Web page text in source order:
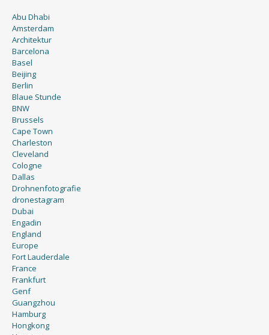
Abu Dhabi
Amsterdam
Architektur
Barcelona
Basel
Beijing
Berlin
Blaue Stunde
BNW
Brussels
Cape Town
Charleston
Cleveland
Cologne
Dallas
Drohnenfotografie
dronestagram
Dubai
Engadin
England
Europe
Fort Lauderdale
France
Frankfurt
Genf
Guangzhou
Hamburg
Hongkong